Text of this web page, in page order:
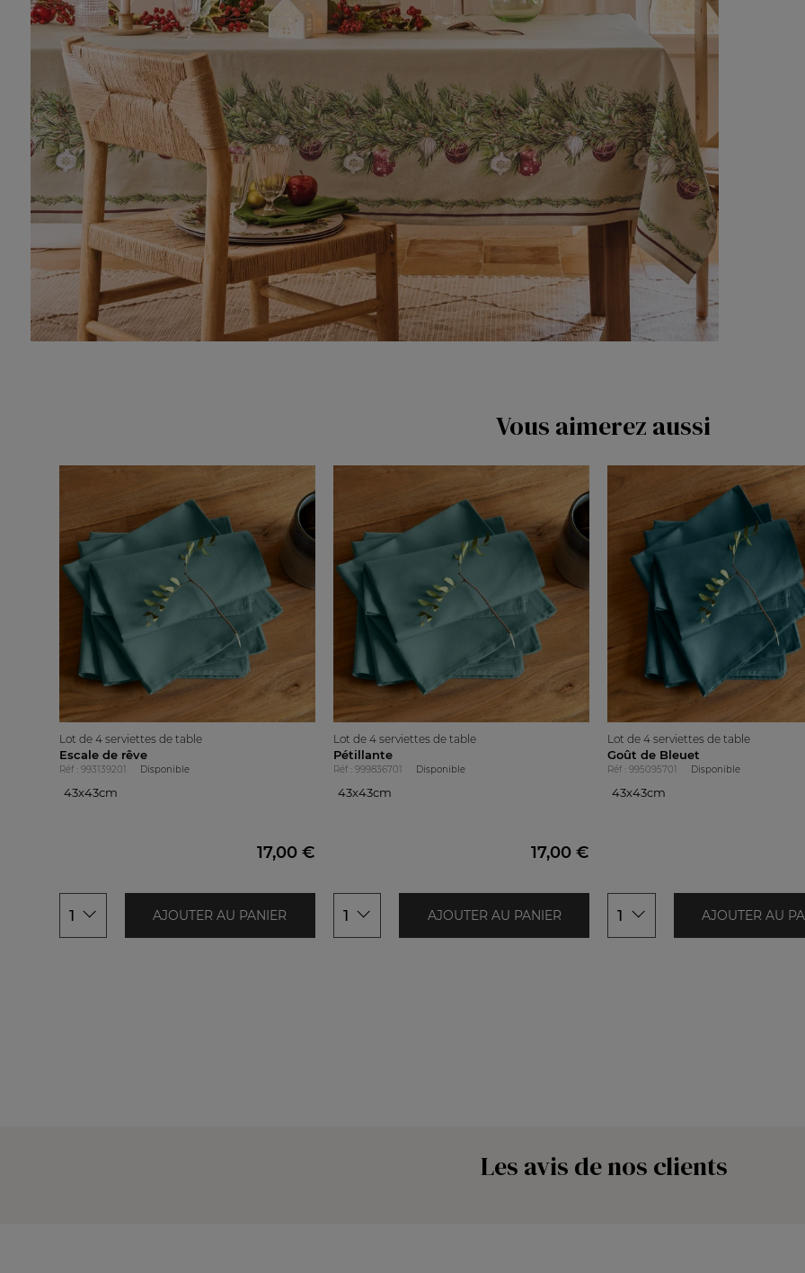
Vous aimerez aussi
Lot de 4 serviettes de table
Escale de rêve
Réf : 993139201 Disponible
43x43cm
17,00 €
1 AJOUTER AU PANIER
Lot de 4 serviettes de table
Pétillante
Réf : 999836701 Disponible
43x43cm
17,00 €
1 AJOUTER AU PANIER
Lot de 4 serviettes de table
Goût de Bleuet
Réf : 995095701 Disponible
43x43cm
1 AJOUTER AU
Les avis de nos clients